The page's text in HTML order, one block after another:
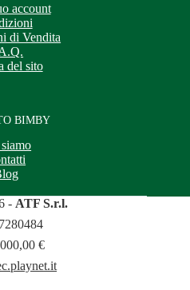
account
di Vendita
del sito
BIMBY
- ATF S.r.l.
€